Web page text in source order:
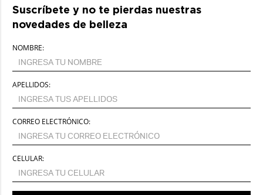
Suscríbete y no te pierdas nuestras
novedades de belleza
NOMBRE:
APELLIDOS:
CORREO ELECTRÓNICO:
CELULAR: